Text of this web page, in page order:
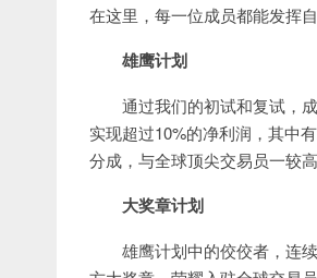
在这里，每一位成员都能发挥
雄鹰计划
通过我们的初试和复试，
实现超过10%的净利润，其中
分成，与全球顶尖交易员一较高
大奖章计划
雄鹰计划中的佼佼者，连